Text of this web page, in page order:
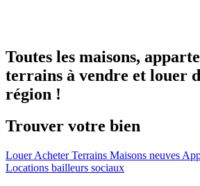
Toutes les maisons,
terrains à vendre et louer
région !
Trouver votre bien
LouerAcheterTerrains Maisons neuves
Locations bailleurs sociaux